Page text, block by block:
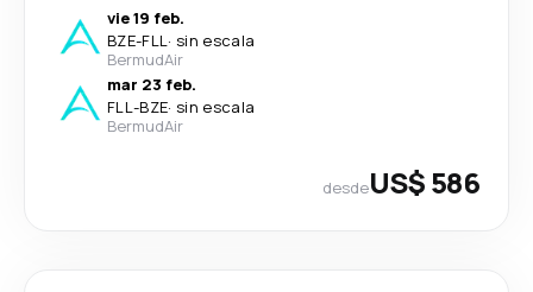
vie 19 feb.
BZE-FLL· sin escala
BermudAir
mar 23 feb.
FLL-BZE· sin escala
BermudAir
desdeUS$ 586